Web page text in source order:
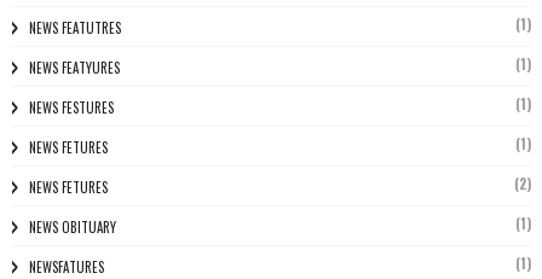
NEWS FEATUTRES (1)
NEWS FEATYURES (1)
NEWS FESTURES (1)
NEWS FETURES (1)
NEWS FETURES (2)
NEWS OBITUARY (1)
NEWSFATURES (1)